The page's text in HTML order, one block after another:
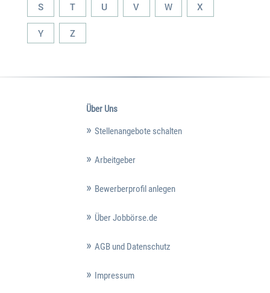
S T U V W X
Y Z
Über Uns
Stellenangebote schalten
Arbeitgeber
Bewerberprofil anlegen
Über Jobbörse.de
AGB und Datenschutz
Impressum